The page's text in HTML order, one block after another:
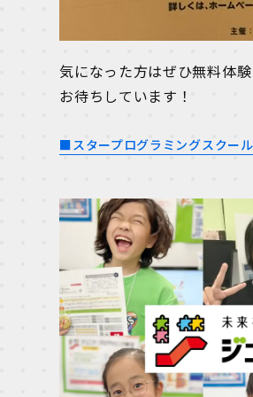
気になった方はぜひ無料体
お待ちしています！
■スタープログラミングスクー